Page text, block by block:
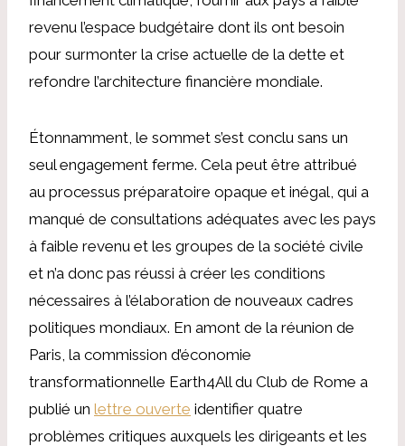
revenu l’espace budgétaire dont ils ont besoin
pour surmonter la crise actuelle de la dette et
refondre l’architecture financière mondiale.
Étonnamment, le sommet s’est conclu sans un
seul engagement ferme. Cela peut être attribué
au processus préparatoire opaque et inégal, qui a
manqué de consultations adéquates avec les pays
à faible revenu et les groupes de la société civile
et n’a donc pas réussi à créer les conditions
nécessaires à l’élaboration de nouveaux cadres
politiques mondiaux. En amont de la réunion de
Paris, la commission d’économie
transformationnelle Earth4All du Club de Rome a
publié un lettre ouverte identifier quatre
problèmes critiques auxquels les dirigeants et les